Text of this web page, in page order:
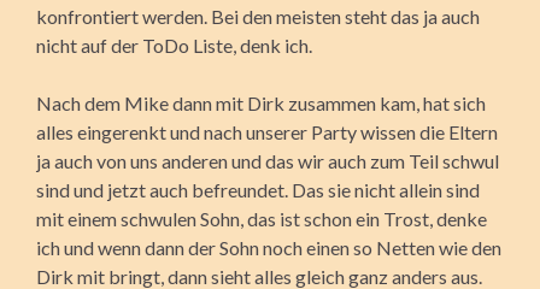
konfrontiert werden. Bei den meisten steht das ja auch
nicht auf der ToDo Liste, denk ich.
Nach dem Mike dann mit Dirk zusammen kam, hat sich
alles eingerenkt und nach unserer Party wissen die Eltern
ja auch von uns anderen und das wir auch zum Teil schwul
sind und jetzt auch befreundet. Das sie nicht allein sind
mit einem schwulen Sohn, das ist schon ein Trost, denke
ich und wenn dann der Sohn noch einen so Netten wie den
Dirk mit bringt, dann sieht alles gleich ganz anders aus.